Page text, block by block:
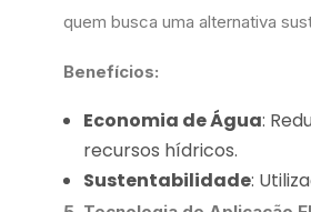
quem busca uma alternativa
Benefícios:
Economia de Água:
recursos hídricos.
Sustentabilidade: